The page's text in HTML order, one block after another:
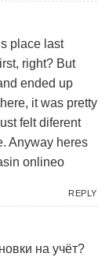
place last
right? But
ended up
it was pretty
felt diferent
Anyway heres
onlineo
REPLY
на учёт?